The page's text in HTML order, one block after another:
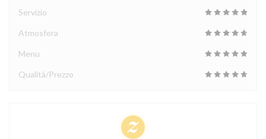
Servizio
Atmosfera
Menu
Qualità/Prezzo